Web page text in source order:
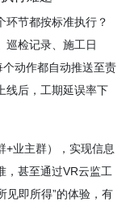
环节都按标准执行？
巡检记录、施工日
动作都自动推送至责
线后，工期延误率下
+业主群），实现信息
，甚至通过VR云监工
见即所得”的体验，有